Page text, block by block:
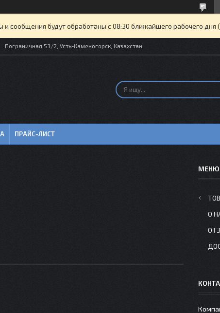
и сообщения будут обработаны с 08:30 ближайшего рабочего дня
Пограничная 53/2, Усть-Каменогорск, Казахстан
ПРАЙС-ЛИСТ
О